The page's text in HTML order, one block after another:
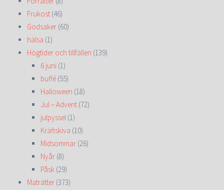
Frukost (46)
Godsaker (60)
hälsa (1)
Högtider och tillfällen (139)
6 juni (1)
buffé (55)
Halloween (18)
Jul – Advent (72)
julpyssel (1)
Kräftskiva (10)
Midsommar (26)
Nyår (8)
Påsk (29)
Maträtter (373)